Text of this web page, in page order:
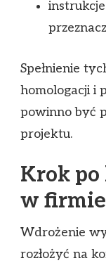
Spełnienie
homologacji i
powinno być
projektu.
Krok
w firmie
Wdrożenie
rozłożyć na